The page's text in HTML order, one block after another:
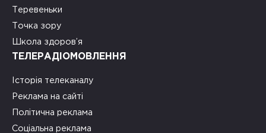
Теревеньки
Точка зору
Школа здоров’я
ТЕЛЕРАДІОМОВЛЕННЯ
Історія телеканалу
Реклама на сайті
Політична реклама
Соціальна реклама